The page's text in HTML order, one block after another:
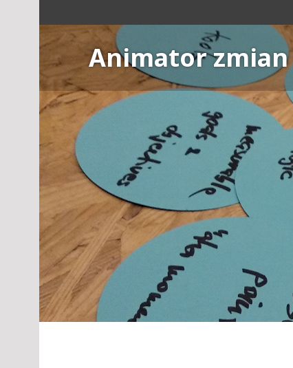
to
content
Animator zmian